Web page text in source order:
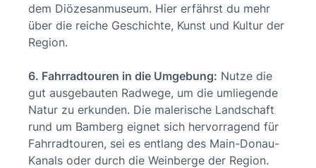
dem Diözesanmuseum. Hier erfährst du mehr
über die reiche Geschichte, Kunst und Kultur der
Region.
6. Fahrradtouren in die Umgebung: Nutze die
gut ausgebauten Radwege, um die umliegende
Natur zu erkunden. Die malerische Landschaft
rund um Bamberg eignet sich hervorragend für
Fahrradtouren, sei es entlang des Main-Donau-
Kanals oder durch die Weinberge der Region.